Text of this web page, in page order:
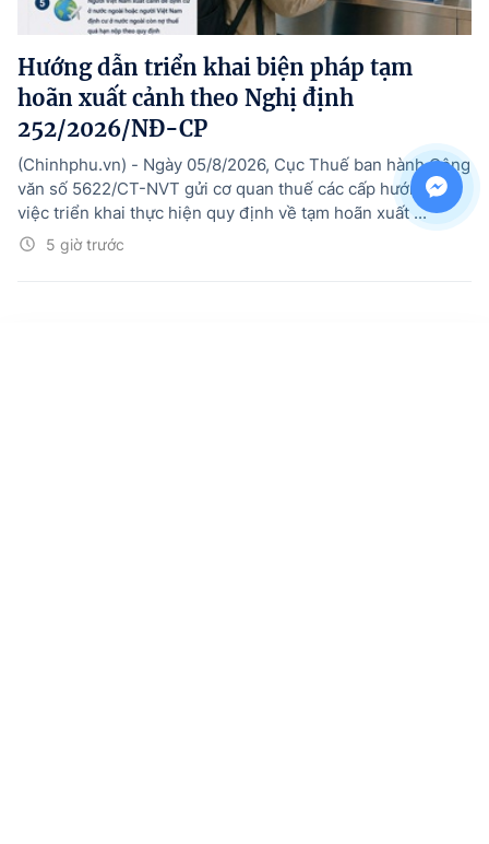
Hướng dẫn triển khai biện pháp tạm
hoãn xuất cảnh theo Nghị định
252/2026/NĐ-CP
5 giờ trước
(Chinhphu.vn) - Ngày 05/8/2026, Cục Thuế ban hành Công
văn số 5622/CT-NVT gửi cơ quan thuế các cấp hướng dẫn
việc triển khai thực hiện quy định về tạm hoãn xuất ...